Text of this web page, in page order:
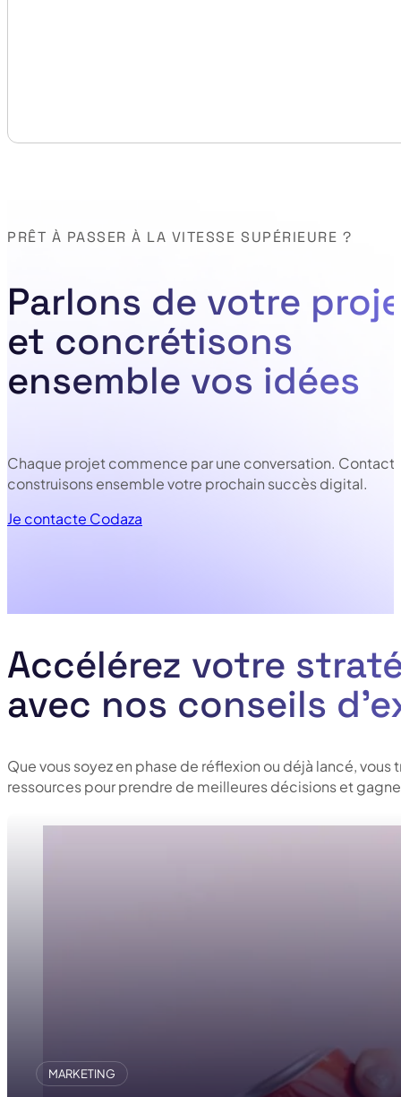
Parlons de votre
et concrétisons
ensemble vos idées
PRÊT À PASSER À LA VITESSE SUPÉRIEURE ?
Chaque projet commence par une conversation.
construisons ensemble votre prochain succès digital.
Je contacte Codaza
Accélérez votre
avec nos conseils
Que vous soyez en phase de réflexion ou déjà lancé, vous
ressources pour prendre de meilleures décisions et
MARKETING